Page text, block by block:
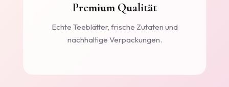
Premium Qualität
Echte Teeblätter, frische Zutaten und
nachhaltige Verpackungen.